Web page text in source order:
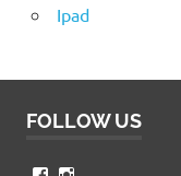
Ipad
FOLLOW US